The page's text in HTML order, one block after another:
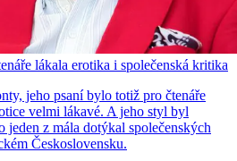
lákala erotika i společenská kritika
jeho psaní bylo totiž pro čtenáře
velmi lákavé. A jeho styl byl
jeden z mála dotýkal společenských
Československu.